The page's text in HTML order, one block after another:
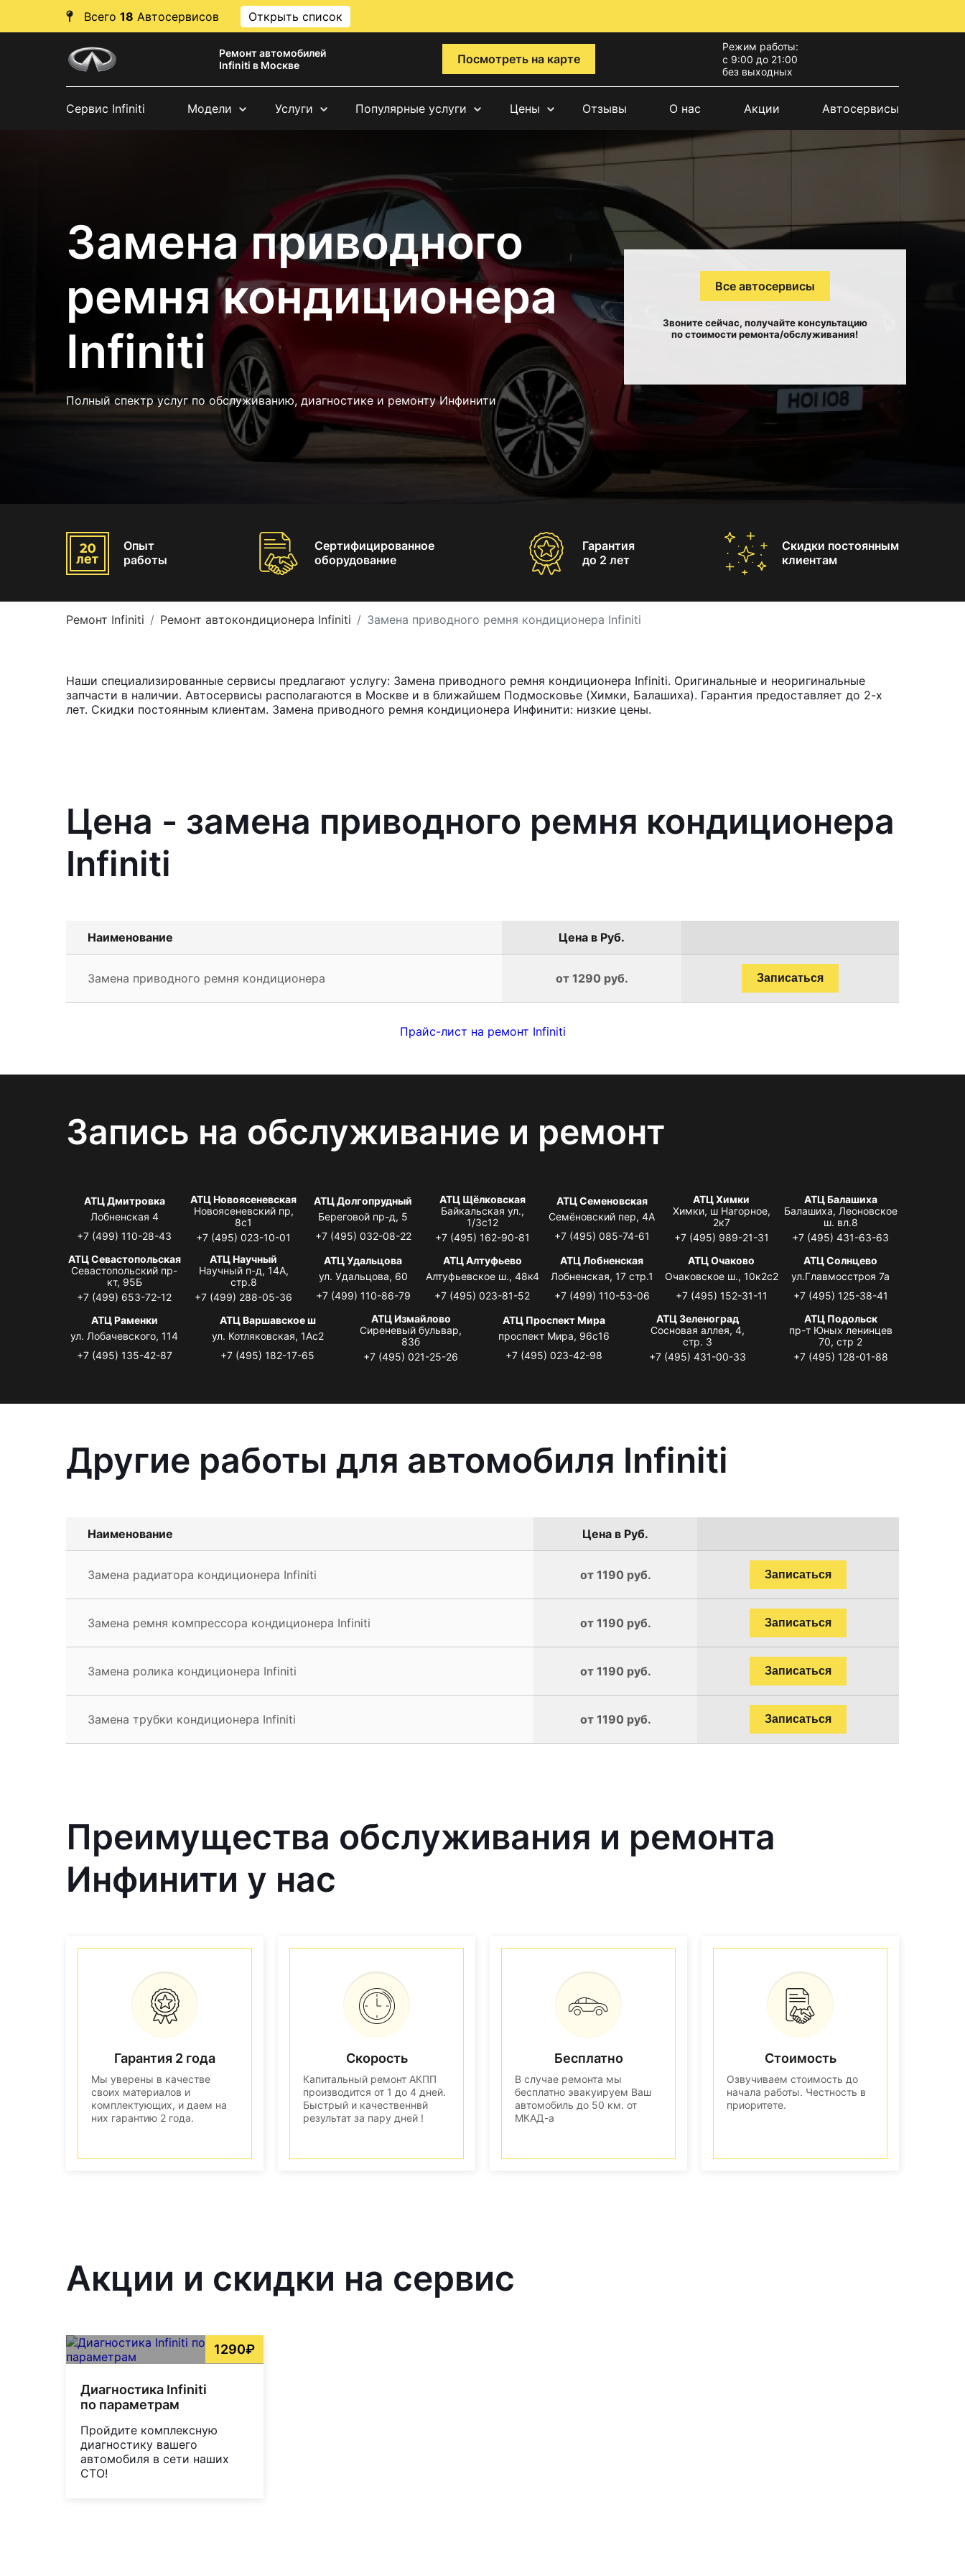
Всего 18 Автосервисов Открыть список
Ремонт автомобилей
Infiniti в Москве
Посмотреть на карте
Режим работы:
с 9:00 до 21:00
без выходных
Сервис Infiniti Модели Услуги Популярные услуги Цены Отзывы О нас Акции Автосервисы
Замена приводного
ремня кондиционера
Infiniti
Полный спектр услуг по обслуживанию, диагностике и ремонту Инфинити
Все автосервисы
Звоните сейчас, получайте консультацию
по стоимости ремонта/обслуживания!
Опыт
работы
Сертифицированное
оборудование
Гарантия
до 2 лет
Скидки постоянным
клиентам
Ремонт Infiniti Ремонт автокондиционера Infiniti Замена приводного ремня кондиционера Infiniti
Наши специализированные сервисы предлагают услугу: Замена приводного ремня кондиционера Infiniti. Оригинальные и неоригинальные
запчасти в наличии. Автосервисы располагаются в Москве и в ближайшем Подмосковье (Химки, Балашиха). Гарантия предоставляет до 2-х
лет. Скидки постоянным клиентам. Замена приводного ремня кондиционера Инфинити: низкие цены.
Цена - замена приводного ремня кондиционера
Infiniti
Наименование Цена в Руб.
Замена приводного ремня кондиционера от 1290 руб. Записаться
Прайс-лист на ремонт Infiniti
Запись на обслуживание и ремонт
АТЦ Дмитровка
Лобненская 4
+7 (499) 110-28-43
АТЦ Новоясеневская
Новоясеневский пр,
8с1
+7 (495) 023-10-01
АТЦ Долгопрудный
Береговой пр-д, 5
+7 (495) 032-08-22
АТЦ Щёлковская
Байкальская ул.,
1/3с12
+7 (495) 162-90-81
АТЦ Семеновская
Семёновский пер, 4А
+7 (495) 085-74-61
АТЦ Химки
Химки, ш Нагорное,
2к7
+7 (495) 989-21-31
АТЦ Балашиха
Балашиха, Леоновское
ш. вл.8
+7 (495) 431-63-63
АТЦ Севастопольская
Севастопольский пр-
кт, 95Б
+7 (499) 653-72-12
АТЦ Научный
Научный п-д, 14А,
стр.8
+7 (499) 288-05-36
АТЦ Удальцова
ул. Удальцова, 60
+7 (499) 110-86-79
АТЦ Алтуфьево
Алтуфьевское ш., 48к4
+7 (495) 023-81-52
АТЦ Лобненская
Лобненская, 17 стр.1
+7 (499) 110-53-06
АТЦ Очаково
Очаковское ш., 10к2с2
+7 (495) 152-31-11
АТЦ Солнцево
ул.Главмосстроя 7а
+7 (495) 125-38-41
АТЦ Раменки
ул. Лобачевского, 114
+7 (495) 135-42-87
АТЦ Варшавское ш
ул. Котляковская, 1Ас2
+7 (495) 182-17-65
АТЦ Измайлово
Сиреневый бульвар,
83б
+7 (495) 021-25-26
АТЦ Проспект Мира
проспект Мира, 96с16
+7 (495) 023-42-98
АТЦ Зеленоград
Сосновая аллея, 4,
стр. 3
+7 (495) 431-00-33
АТЦ Подольск
пр-т Юных ленинцев
70, стр 2
+7 (495) 128-01-88
Другие работы для автомобиля Infiniti
Наименование Цена в Руб.
Замена радиатора кондиционера Infiniti от 1190 руб. Записаться
Замена ремня компрессора кондиционера Infiniti от 1190 руб. Записаться
Замена ролика кондиционера Infiniti от 1190 руб. Записаться
Замена трубки кондиционера Infiniti от 1190 руб. Записаться
Преимущества обслуживания и ремонта
Инфинити у нас
Гарантия 2 года
Мы уверены в качестве
своих материалов и
комплектующих, и даем на
них гарантию 2 года.
Скорость
Капитальный ремонт АКПП
производится от 1 до 4 дней.
Быстрый и качественнвй
результат за пару дней !
Бесплатно
В случае ремонта мы
бесплатно эвакуируем Ваш
автомобиль до 50 км. от
МКАД-а
Стоимость
Озвучиваем стоимость до
начала работы. Честность в
приоритете.
Акции и скидки на сервис
1290₽
Диагностика Infiniti
по параметрам
Пройдите комплексную
диагностику вашего
автомобиля в сети наших
СТО!